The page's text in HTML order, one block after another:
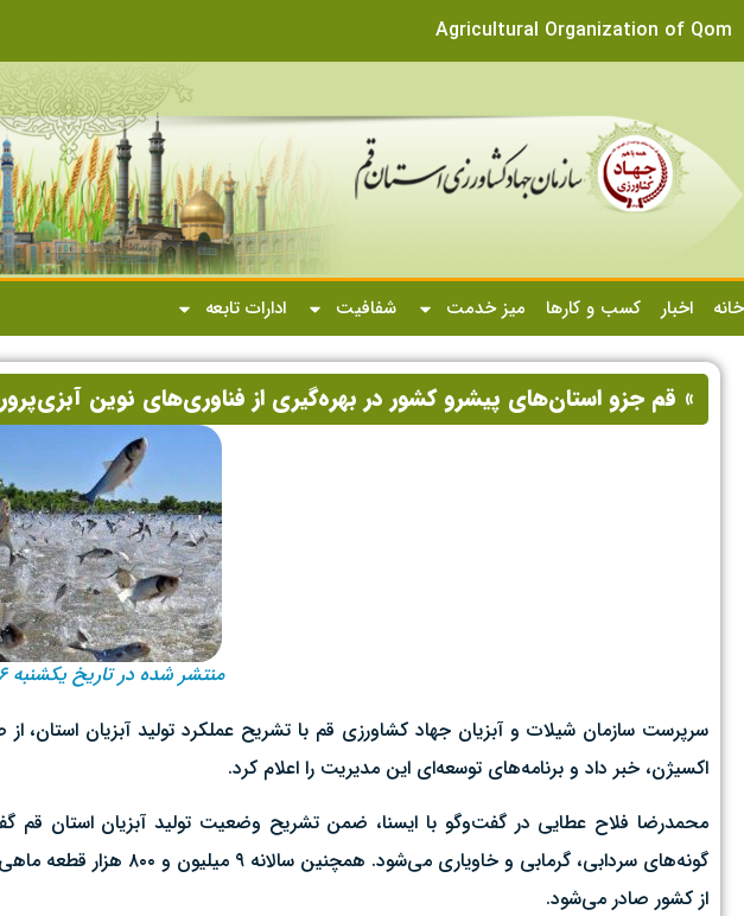
Agricultural Organization of Qom
خانه
اخبار کسب و کارها میز خدمت شفافیت ادارات تابعه
» قم جزو استان‌های پیشرو کشور در بهره‌گیری از فناوری‌های نوین
منتشر شده در تاریخ یکشنبه ۰۶ اردیبهشت ۱۴۰۵
اکسیژن، خبر داد و برنامه‌های توسعه‌ای این مدیریت را اعلام کرد.
محمدرضا فلاح عطایی در گفت‌وگو با ایسنا، ضمن تشریح وضعیت تولید آبزیان استان قم
گونه‌های سردابی، گرمابی
از کشور صادر می‌شود.